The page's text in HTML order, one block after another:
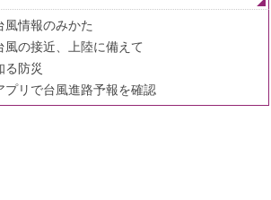
風情報のみかた
風の接近、上陸に備えて
る防災
プリで台風進路予報を確認